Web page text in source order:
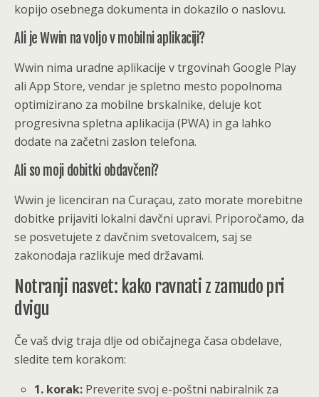
kopijo osebnega dokumenta in dokazilo o naslovu.
Ali je Wwin na voljo v mobilni aplikaciji?
Wwin nima uradne aplikacije v trgovinah Google Play
ali App Store, vendar je spletno mesto popolnoma
optimizirano za mobilne brskalnike, deluje kot
progresivna spletna aplikacija (PWA) in ga lahko
dodate na začetni zaslon telefona.
Ali so moji dobitki obdavčeni?
Wwin je licenciran na Curaçau, zato morate morebitne
dobitke prijaviti lokalni davčni upravi. Priporočamo, da
se posvetujete z davčnim svetovalcem, saj se
zakonodaja razlikuje med državami.
Notranji nasvet: kako ravnati z zamudo pri
dvigu
Če vaš dvig traja dlje od običajnega časa obdelave,
sledite tem korakom:
1. korak: Preverite svoj e-poštni nabiralnik za